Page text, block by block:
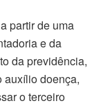
partir de uma
e da
da previdência,
auxílio doença,
o terceiro